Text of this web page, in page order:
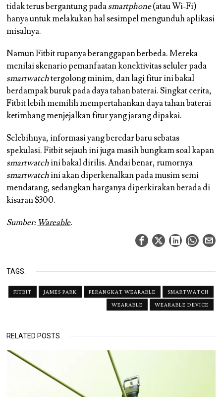
tidak terus bergantung padasmartphone(atau Wi-Fi)
hanya untuk melakukan hal sesimpel mengunduh aplikasi
misalnya.
Namun Fitbit rupanya beranggapan berbeda. Mereka
menilai skenario pemanfaatan konektivitas seluler pada
smartwatchtergolong minim, dan lagi fitur ini bakal
berdampak buruk pada daya tahan baterai. Singkat cerita,
Fitbit lebih memilih mempertahankan daya tahan baterai
ketimbang menjejalkan fitur yang jarang dipakai.
Selebihnya, informasi yang beredar baru sebatas
spekulasi. Fitbit sejauh ini juga masih bungkam soal kapan
smartwatchini bakal dirilis. Andai benar, rumornya
smartwatchini akan diperkenalkan pada musim semi
mendatang, sedangkan harganya diperkirakan berada di
kisaran $300.
Sumber: Wareable.
TAGS:
FITBIT JAMES PARK PERANGKAT WEARABLE
SMARTWATCH
WEARABLE
WEARABLE DEVICE
RELATED POSTS